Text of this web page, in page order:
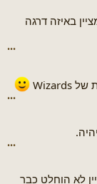
באיזה דרגה
•••
•••
•••
לא הוחלט כבר